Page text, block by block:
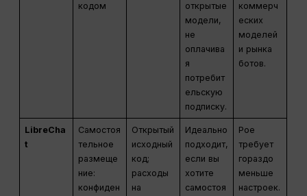
кодом
открытые
модели,
не
оплачива
я
потребит
ельскую
подписку.
коммерч
еских
моделей
и рынка
ботов.
LibreCha
t
Самостоя
тельное
размеще
ние:
конфиден
Открытый
исходный
код;
расходы
на
Идеально
подходит,
если вы
хотите
самостоя
Poe
требует
гораздо
меньше
настроек.